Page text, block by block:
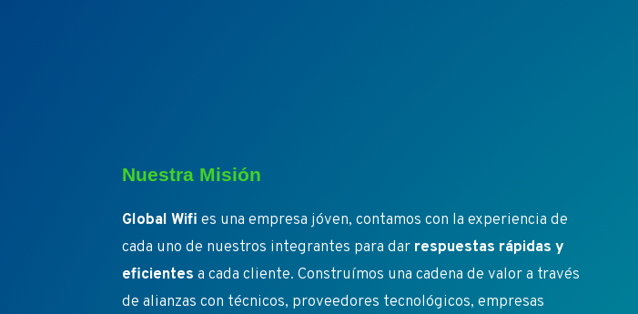
Nuestra Misión
Global Wifi es una empresa jóven, contamos con la experiencia de
cada uno de nuestros integrantes para dar respuestas rápidas y
eficientes a cada cliente. Construímos una cadena de valor a través
de alianzas con técnicos, proveedores tecnológicos, empresas